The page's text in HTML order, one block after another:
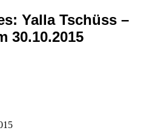
Yalla Tschüss –
30.10.2015